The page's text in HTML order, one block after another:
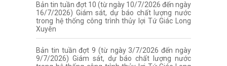
Bản tin tuần đợt 10 (từ ngày 10/7/2026 đến ngày
16/7/2026) Giám sát, dự báo chất lượng nước
trong hệ thống công trình thủy lợi Tứ Giác Long
Xuyên
Bản tin tuần đợt 9 (từ ngày 3/7/2026 đến ngày
9/7/2026) Giám sát, dự báo chất lượng nước